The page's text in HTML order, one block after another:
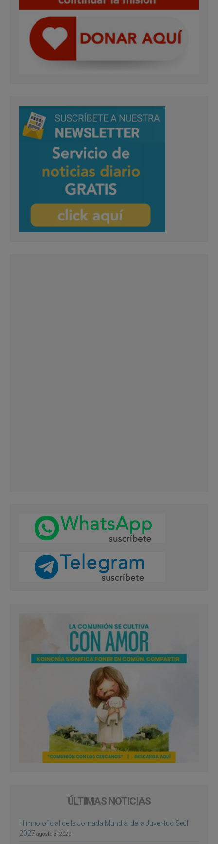
ÚLTIMAS NOTICIAS
Himno oficial de la Jornada Mundial de la Juventud Seúl
2027 agosto 3, 2026